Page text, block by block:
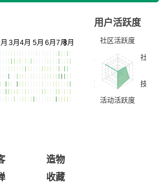
用户活跃度
造物
收藏